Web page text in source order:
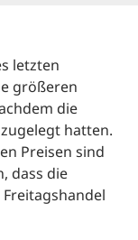
letzten
größeren
die
hatten.
Preisen sind
dass die